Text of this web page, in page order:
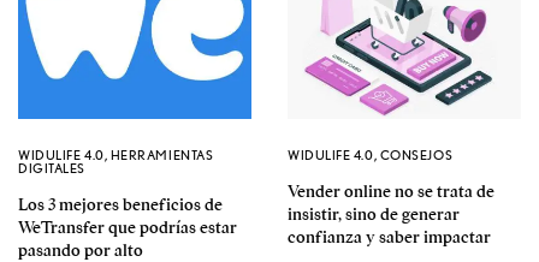
WIDULIFE 4.0, HERRAMIENTAS
DIGITALES
Los 3 mejores beneficios de
WeTransfer que podrías estar
pasando por alto
WIDULIFE 4.0, CONSEJOS
Vender online no se trata de
insistir, sino de generar
confianza y saber impactar